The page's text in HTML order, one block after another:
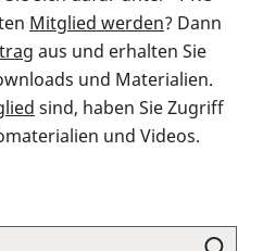
Mitglied werden? Dann
aus und erhalten Sie
und Materialien.
sind, haben Sie Zugriff
und Videos.